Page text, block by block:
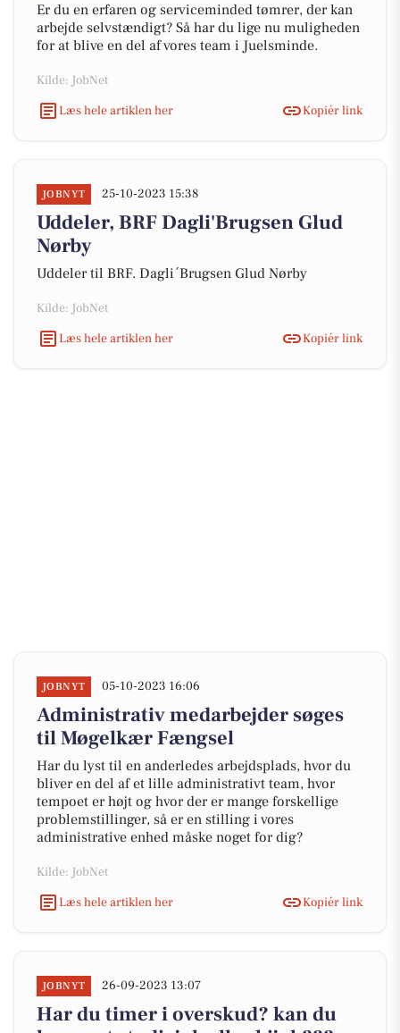
Er du en erfaren og serviceminded tømrer, der kan
arbejde selvstændigt? Så har du lige nu muligheden
for at blive en del af vores team i Juelsminde.
Kilde: JobNet
Læs hele artiklen her
Kopiér link
JOBNYT 25-10-2023 15:38
Uddeler, BRF Dagli'Brugsen Glud
Nørby
Uddeler til BRF. Dagli´Brugsen Glud Nørby
Kilde: JobNet
Læs hele artiklen her
Kopiér link
JOBNYT 05-10-2023 16:06
Administrativ medarbejder søges
til Møgelkær Fængsel
Har du lyst til en anderledes arbejdsplads, hvor du
bliver en del af et lille administrativt team, hvor
tempoet er højt og hvor der er mange forskellige
problemstillinger, så er en stilling i vores
administrative enhed måske noget for dig?
Kilde: JobNet
Læs hele artiklen her
Kopiér link
JOBNYT 26-09-2023 13:07
Har du timer i overskud? kan du